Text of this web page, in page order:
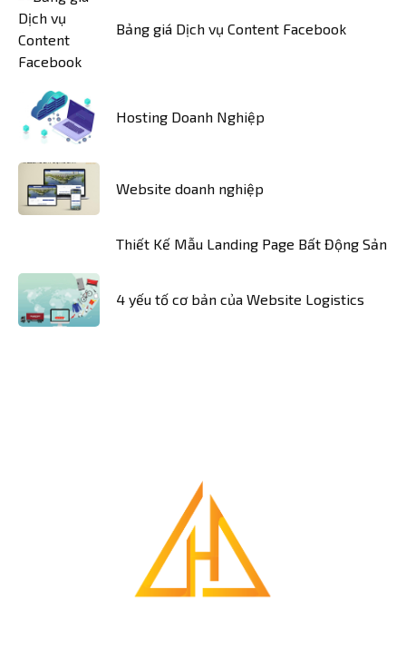
Bảng giá Dịch vụ Content Facebook
Hosting Doanh Nghiệp
Website doanh nghiệp
Thiết Kế Mẫu Landing Page Bất Động Sản
4 yếu tố cơ bản của Website Logistics